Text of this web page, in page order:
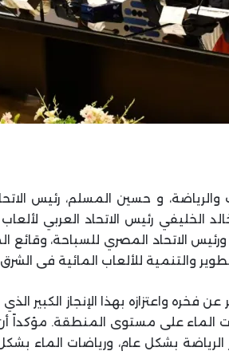
و حسين المسلم، رئيس
الخليفي رئيس الاتحاد العربي
ورئيس الاتحاد المصري للسباحة،
والتنمية للألعاب المائية فى
فخره واعتزازه بهذا الإنجاز الكبير
الماء على مستوى المنطقة. مؤكداً
الرياضة بشكل عام، ورياضات الماء